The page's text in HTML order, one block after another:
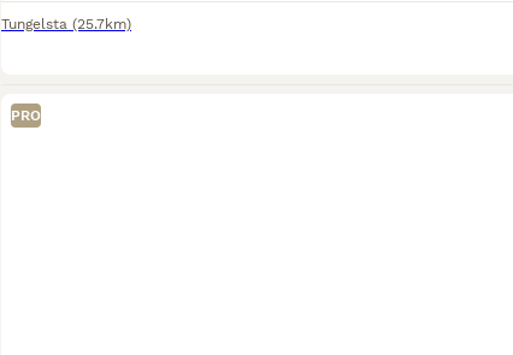
Tungelsta (25.7km)
PRO